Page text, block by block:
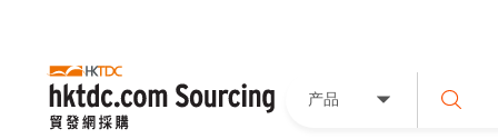
产品